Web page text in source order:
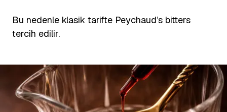
Bu nedenle klasik tarifte Peychaud’s bitters
tercih edilir.